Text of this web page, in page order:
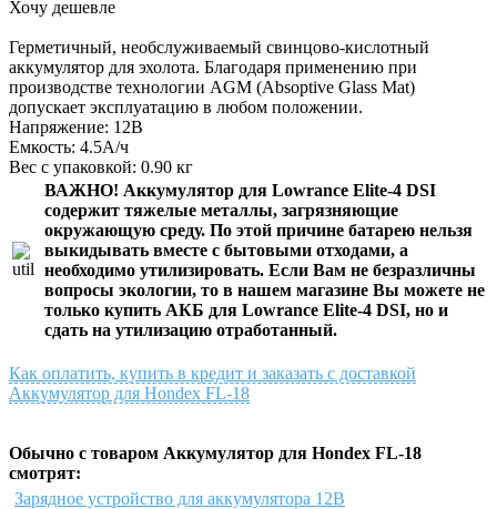
Хочу дешевле
Герметичный, необслуживаемый свинцово-кислотный
аккумулятор для эхолота. Благодаря применению при
производстве технологии AGM (Absoptive Glass Mat)
допускает эксплуатацию в любом положении.
Напряжение: 12В
Емкость: 4.5А/ч
Вес с упаковкой: 0.90 кг
ВАЖНО! Аккумулятор для Lowrance Elite-4 DSI
содержит тяжелые металлы, загрязняющие
окружающую среду. По этой причине батарею нельзя
выкидывать вместе с бытовыми отходами, а
необходимо утилизировать. Если Вам не безразличны
вопросы экологии, то в нашем магазине Вы можете не
только купить АКБ для Lowrance Elite-4 DSI, но и
сдать на утилизацию отработанный.
Как оплатить, купить в кредит и заказать с доставкой
Аккумулятор для Hondex FL-18
Обычно с товаром Аккумулятор для Hondex FL-18
смотрят:
Зарядное устройство для аккумулятора 12В